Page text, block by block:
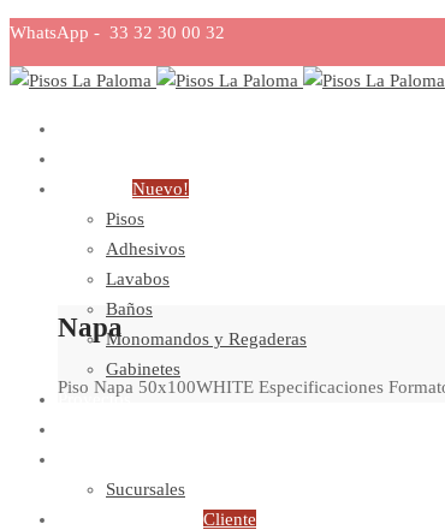
WhatsApp - 33 32 30 00 32
Nuevo!
Pisos
Adhesivos
Lavabos
Baños
Monomandos y Regaderas
Gabinetes
Proyectos
Sucursales
Cliente
Napa
Piso Napa 50x100WHITE Especificaciones